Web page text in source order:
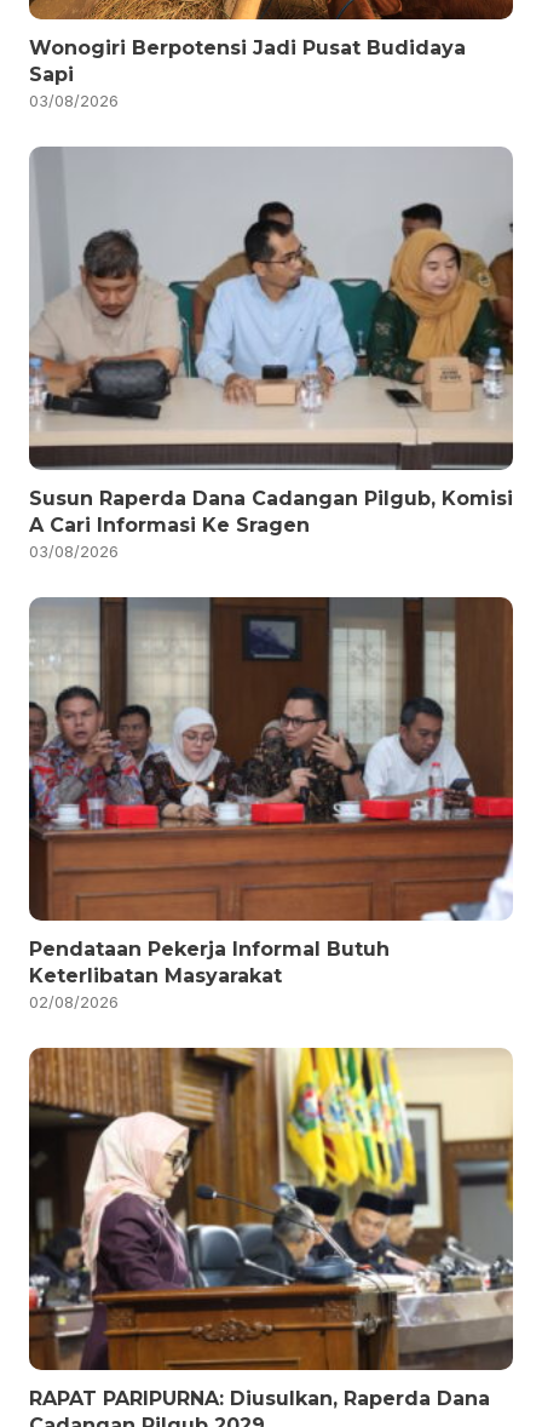
Wonogiri Berpotensi Jadi Pusat Budidaya
Sapi
03/08/2026
Susun Raperda Dana Cadangan Pilgub, Komisi
A Cari Informasi Ke Sragen
03/08/2026
Pendataan Pekerja Informal Butuh
Keterlibatan Masyarakat
02/08/2026
RAPAT PARIPURNA: Diusulkan, Raperda Dana